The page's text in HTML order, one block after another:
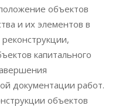
объектов
и их элементов в
капитального
документации работ.
объектов